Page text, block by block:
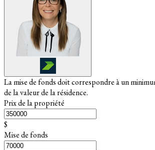
La mise de fonds doit correspondre à un
de la valeur de la résidence.
Prix de la propriété
$
Mise de fonds